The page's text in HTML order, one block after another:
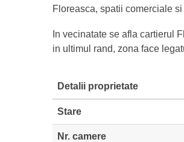
Floreasca, spatii comerciale
In vecinatate se afla cartierul
in ultimul rand, zona face
Detalii proprietate
Stare
Nr. camere